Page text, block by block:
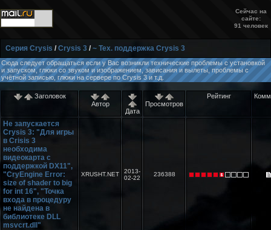
Сейчас на
сайте:
91 человек
Серия Crysis /Crysis 3 /~ Тех. поддержка Crysis 3
Сюда следует обращаться если у Вас возникли технические проблемы с установкой
и запуском, глюки со звуком и изображением, зависания и вылеты, проблемы с
учётной записью, глюки на сервере по Crysis 3 и т.д.
Заголовок
Автор
Дата
Просмотров
Рейтинг
Не запускается
Crysis 3: "Для игры
в Crisis 3
необходима
видеокарта с
поддержкой DX11",
"CryEngine Error:
size of shader to big
for int 16", "Точка
входа в процедуру
не найдена в
библиотеке DLL
msvcrt.dll"
XRUSHT.NET
2013-
02-22
236388